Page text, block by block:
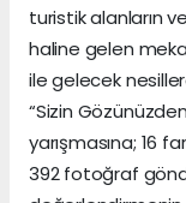
turistik alanların
haline gelen
ile gelecek
“Sizin
yarışmasına; 16
392 fotoğraf